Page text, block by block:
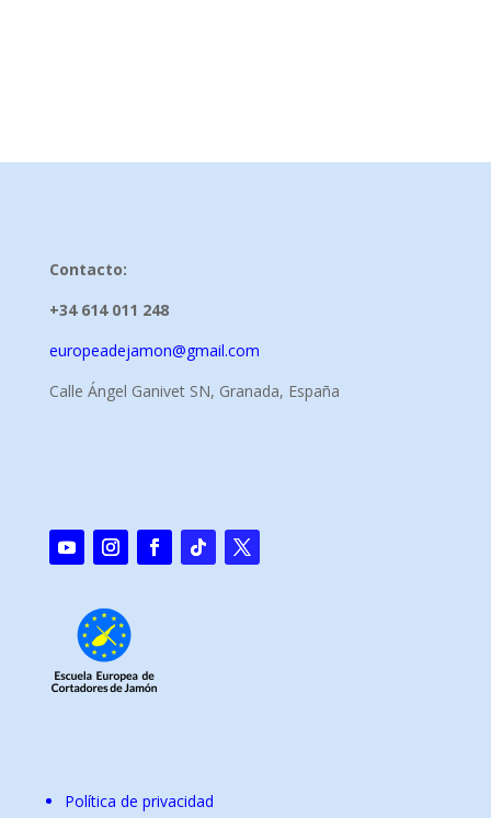
Contacto:
+34 614 011 248
europeadejamon@gmail.com
Calle Ángel Ganivet SN, Granada, España
Política de privacidad